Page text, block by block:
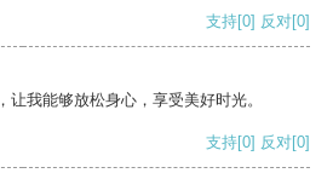
支持[0] 反对[0]
让我能够放松身心，享受美好时光。
支持[0] 反对[0]